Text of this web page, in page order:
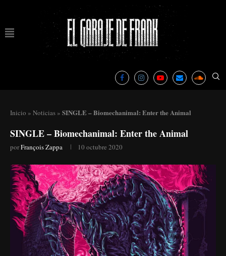
Inicio » Noticias » SINGLE – Biomechanimal: Enter the Animal
SINGLE – Biomechanimal: Enter the Animal
porFrançois Zappa 10 octubre 2020